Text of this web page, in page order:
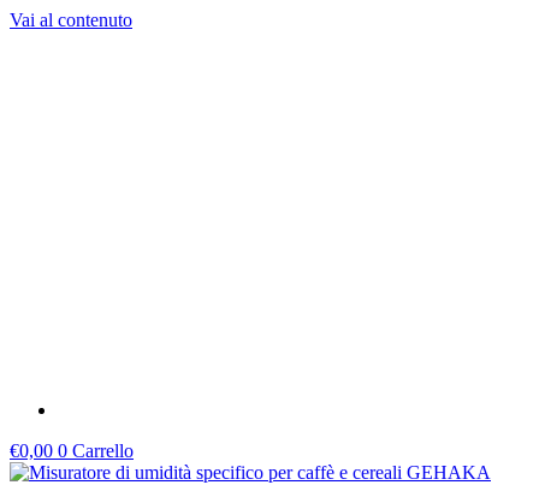
Vai al contenuto
€0,00 0 Carrello